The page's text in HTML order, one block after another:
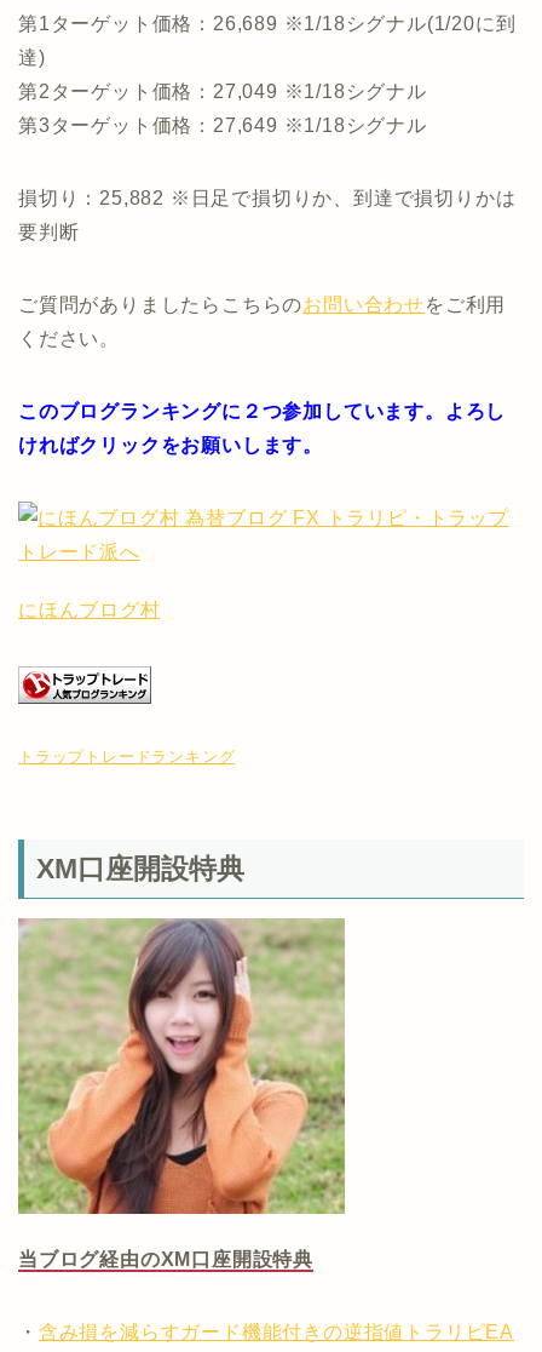
第1ターゲット価格：26,689 ※1/18シグナル(1/20に到
達)
第2ターゲット価格：27,049 ※1/18シグナル
第3ターゲット価格：27,649 ※1/18シグナル
損切り：25,882 ※日足で損切りか、到達で損切りかは
要判断
ご質問がありましたらこちらのお問い合わせをご利用
ください。
このブログランキングに２つ参加しています。よろし
ければクリックをお願いします。
にほんブログ村
トラップトレードランキング
XM口座開設特典
当ブログ経由のXM口座開設特典
・ 含み損を減らすガード機能付きの逆指値トラリピEA